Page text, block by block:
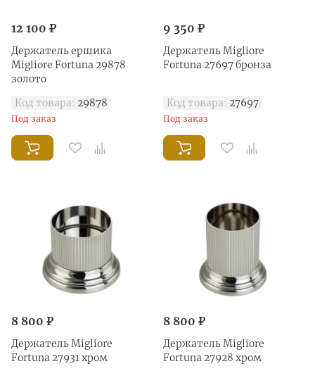
12 100 ₽
Держатель ершика
Migliore Fortuna 29878
золото
Код товара: 29878
Под заказ
9 350 ₽
Держатель Migliore
Fortuna 27697 бронза
Код товара: 27697
Под заказ
8 800 ₽
Держатель Migliore
Fortuna 27931 хром
8 800 ₽
Держатель Migliore
Fortuna 27928 хром